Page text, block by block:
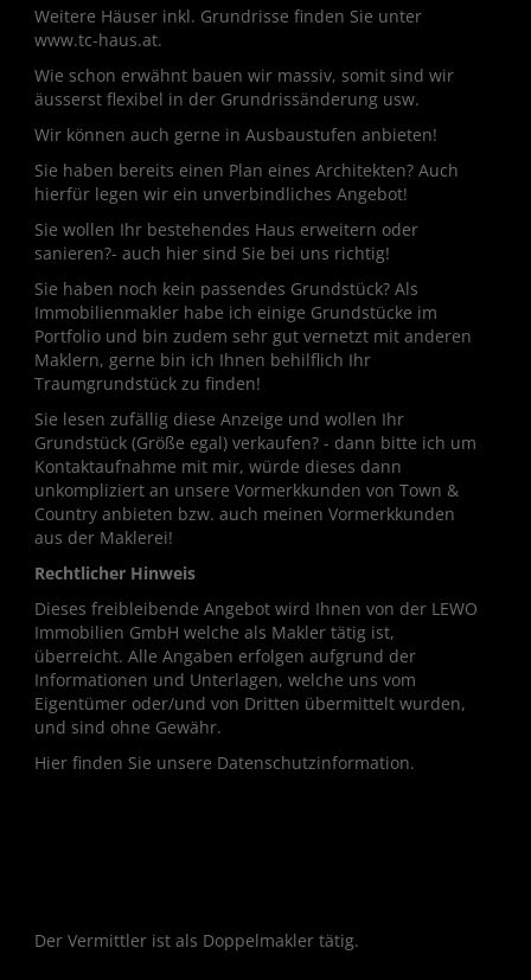
Weitere Häuser inkl. Grundrisse finden Sie unter
www.tc-haus.at.
Wie schon erwähnt bauen wir massiv, somit sind wir
äusserst flexibel in der Grundrissänderung usw.
Wir können auch gerne in Ausbaustufen anbieten!
Sie haben bereits einen Plan eines Architekten? Auch
hierfür legen wir ein unverbindliches Angebot!
Sie wollen Ihr bestehendes Haus erweitern oder
sanieren?- auch hier sind Sie bei uns richtig!
Sie haben noch kein passendes Grundstück? Als
Immobilienmakler habe ich einige Grundstücke im
Portfolio und bin zudem sehr gut vernetzt mit anderen
Maklern, gerne bin ich Ihnen behilflich Ihr
Traumgrundstück zu finden!
Sie lesen zufällig diese Anzeige und wollen Ihr
Grundstück (Größe egal) verkaufen? - dann bitte ich um
Kontaktaufnahme mit mir, würde dieses dann
unkompliziert an unsere Vormerkkunden von Town &
Country anbieten bzw. auch meinen Vormerkkunden
aus der Maklerei!
Rechtlicher Hinweis
Dieses freibleibende Angebot wird Ihnen von der LEWO
Immobilien GmbH welche als Makler tätig ist,
überreicht. Alle Angaben erfolgen aufgrund der
Informationen und Unterlagen, welche uns vom
Eigentümer oder/und von Dritten übermittelt wurden,
und sind ohne Gewähr.
Hier finden Sie unsere Datenschutzinformation.
Der Vermittler ist als Doppelmakler tätig.